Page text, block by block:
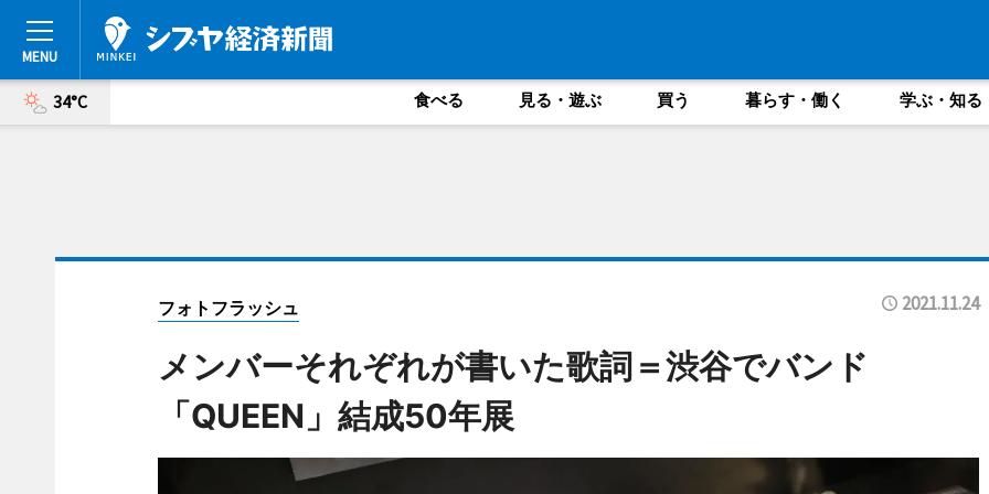
34°C 食べる 見る・遊ぶ 買う 暮らす・働く 学ぶ・知る
フォトフラッシュ 2021.11.24
メンバーそれぞれが書いた歌詞＝渋谷でバンド
「QUEEN」結成50年展